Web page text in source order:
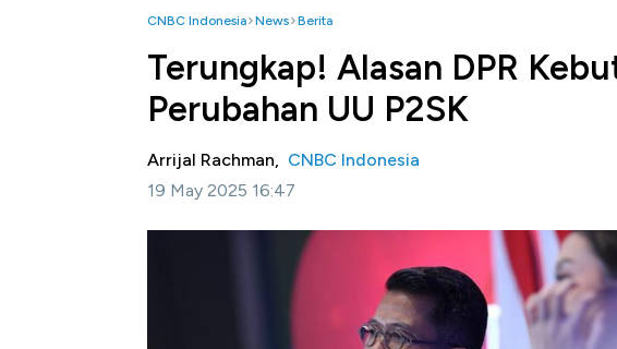
CNBC Indonesia News Berita
Terungkap! Alasan DPR
Perubahan UU P2SK
Arrijal Rachman, CNBC Indonesia
19 May 2025 16:47